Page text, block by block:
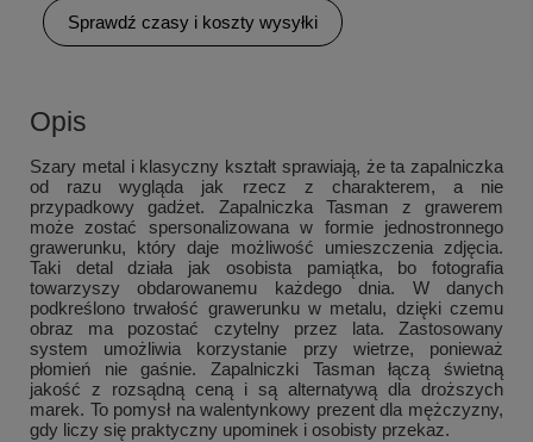
Sprawdź czasy i koszty wysyłki
Opis
Szary metal i klasyczny kształt sprawiają, że ta zapalniczka
od razu wygląda jak rzecz z charakterem, a nie
przypadkowy gadżet. Zapalniczka Tasman z grawerem
może zostać spersonalizowana w formie jednostronnego
grawerunku, który daje możliwość umieszczenia zdjęcia.
Taki detal działa jak osobista pamiątka, bo fotografia
towarzyszy obdarowanemu każdego dnia. W danych
podkreślono trwałość grawerunku w metalu, dzięki czemu
obraz ma pozostać czytelny przez lata. Zastosowany
system umożliwia korzystanie przy wietrze, ponieważ
płomień nie gaśnie. Zapalniczki Tasman łączą świetną
jakość z rozsądną ceną i są alternatywą dla droższych
marek. To pomysł na walentynkowy prezent dla mężczyzny,
gdy liczy się praktyczny upominek i osobisty przekaz.